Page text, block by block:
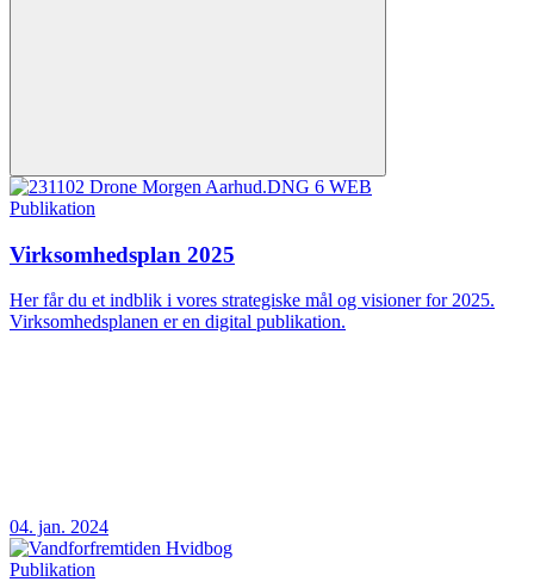
Publikation
Virksomhedsplan 2025
Her får du et indblik i vores strategiske mål og visioner for 2025.
Virksomhedsplanen er en digital publikation.
04. jan. 2024
Publikation